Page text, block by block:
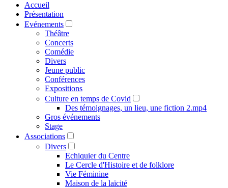
Accueil
Présentation
Evénements
Théâtre
Concerts
Comédie
Divers
Jeune public
Conférences
Expositions
Culture en temps de Covid
Des témoignages, un lieu, une fiction 2.mp4
Gros événements
Stage
Associations
Divers
Echiquier du Centre
Le Cercle d'Histoire et de folklore
Vie Féminine
Maison de la laïcité